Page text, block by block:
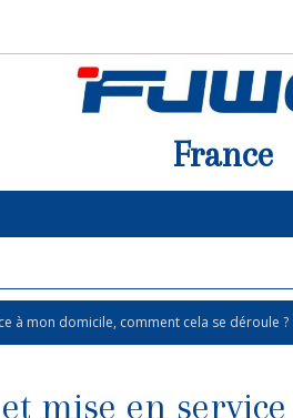
France
à mon domicile, comment cela se déroule ?
mise en